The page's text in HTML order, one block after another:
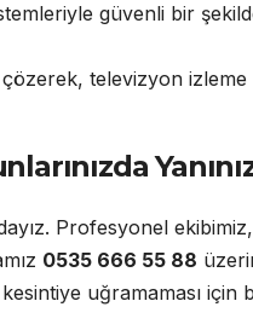
güvenli bir
çözerek, televizyon
Profesyonel
0535 666 55 88
uğramaması için